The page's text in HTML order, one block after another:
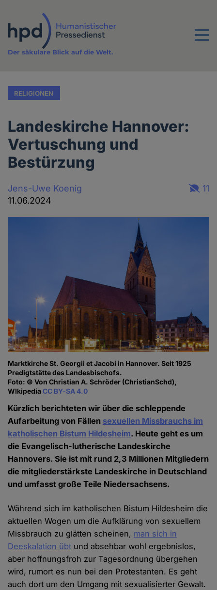
Inhalt
Menu
Der säkulare Blick auf die Welt.
RELIGIONEN
Landeskirche Hannover:
Vertuschung und
Bestürzung
Jens-Uwe Koenig
11.06.2024
11
Marktkirche St. Georgii et Jacobi in Hannover. Seit 1925
Predigtstätte des Landesbischofs.
Foto: © Von Christian A. Schröder (ChristianSchd),
WIkipediaCC BY-SA 4.0
Kürzlich berichteten wir über die schleppende
Aufarbeitung von Fällen sexuellen Missbrauchs im
katholischen Bistum Hildesheim. Heute geht es um
die Evangelisch-lutherische Landeskirche
Hannovers. Sie ist mit rund 2,3 Millionen Mitgliedern
die mitgliederstärkste Landeskirche in Deutschland
und umfasst große Teile Niedersachsens.
Während sich im katholischen Bistum Hildesheim die
aktuellen Wogen um die Aufklärung von sexuellem
Missbrauch zu glätten scheinen, man sich in
Deeskalation übt und absehbar wohl ergebnislos,
aber hoffnungsfroh zur Tagesordnung übergehen
wird, rumort es nun bei den Protestanten. Es geht
auch dort um den Umgang mit sexualisierter Gewalt.